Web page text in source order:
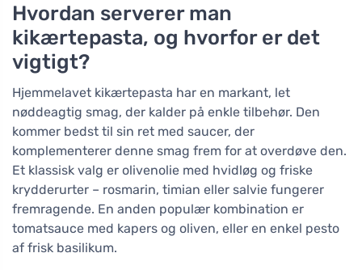
Hvordan serverer man
kikærtepasta, og hvorfor er det
vigtigt?
Hjemmelavet kikærtepasta har en markant, let
nøddeagtig smag, der kalder på enkle tilbehør. Den
kommer bedst til sin ret med saucer, der
komplementerer denne smag frem for at overdøve den.
Et klassisk valg er olivenolie med hvidløg og friske
krydderurter – rosmarin, timian eller salvie fungerer
fremragende. En anden populær kombination er
tomatsauce med kapers og oliven, eller en enkel pesto
af frisk basilikum.